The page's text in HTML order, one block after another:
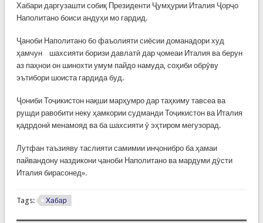
Хабари даргузашти собиқ Президенти Ҷумҳурии Италия Ҷорҷо
Наполитано боиси андуҳи мо гардид.
Ҷаноби Наполитано бо фаъолияти сиёсии доманадори худ
ҳамчун шахсияти боризи давлатӣ дар ҷомеаи Италия ва берун
аз паҳнои он шинохти умум пайдо намуда, соҳиби обрӯву
эътибори шоиста гардида буд.
Ҷониби Тоҷикистон нақши марҳумро дар таҳкиму тавсеа ва
рушди равобити неку ҳамкории судманди Тоҷикистон ва Италия
қадрдонӣ менамояд ва ба шахсияти ӯ эҳтиром мегузорад.
Лутфан таъзияву таслияти самимии инҷонибро ба ҳамаи
пайвандону наздикони ҷаноби Наполитано ва мардуми дӯсти
Италия бирасонед».
Tags: Хабар